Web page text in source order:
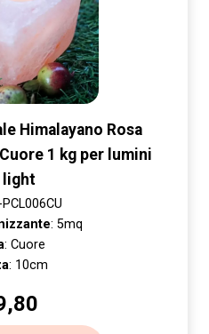
Himalayano Rosa
1 kg per lumini
light
PCL006CU
: 5mq
: Cuore
: 10cm